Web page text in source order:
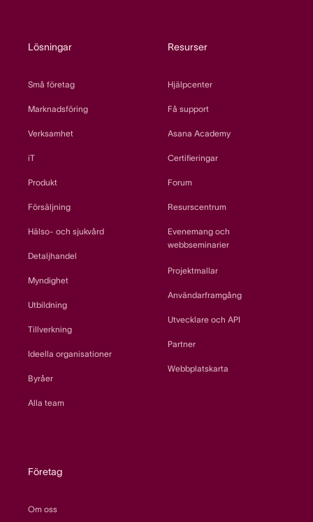
Lösningar
Små företag
Marknadsföring
Verksamhet
iT
Produkt
Försäljning
Hälso- och sjukvård
Detaljhandel
Myndighet
Utbildning
Tillverkning
Ideella organisationer
Byråer
Alla team
Resurser
Hjälpcenter
Få support
Asana Academy
Certifieringar
Forum
Resurscentrum
Evenemang och
webbseminarier
Projektmallar
Användarframgång
Utvecklare och API
Partner
Webbplatskarta
Företag
Om oss